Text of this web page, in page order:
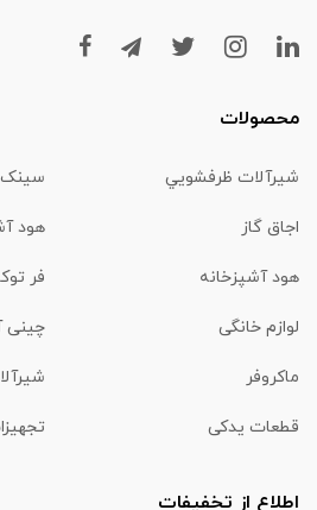
محصولات
شیرآلات ظرفشويي
اجاق گاز هود
هود آشپزخانه فر
لوازم خانگی چینی
ماكروفر
قطعات یدکی
اطلاع از تخفیفات